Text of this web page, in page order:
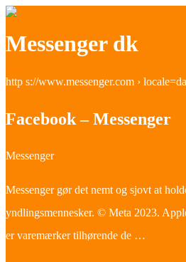
Messenger dk
http s://www.messenger.com ›
Facebook – Messenger
Messenger
Messenger gør det nemt og sjovt at
yndlingsmennesker. © Meta 2023.
er varemærker tilhørende de …